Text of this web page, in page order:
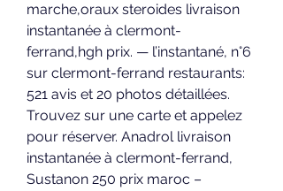
marche,oraux steroides livraison
instantanée à clermont-
ferrand,hgh prix. — l’instantané, n°6
sur clermont-ferrand restaurants: ️
521 avis et 20 photos détaillées.
Trouvez sur une carte et appelez
pour réserver. Anadrol livraison
instantanée à clermont-ferrand,
Sustanon 250 prix maroc –